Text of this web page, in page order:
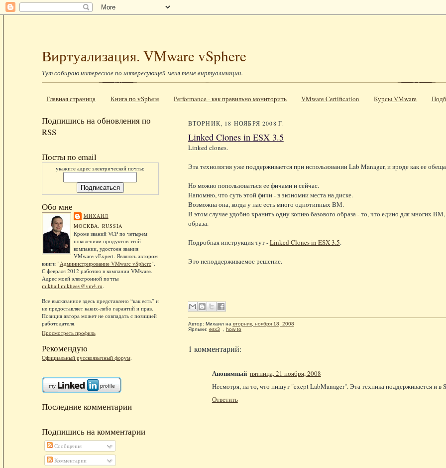
Виртуализация. VMware vSphere
Тут собираю интересное по интересующей меня теме виртуализации.
Главная страница Книга по vSphere Performance - как правильно мониторить VMware Certification Курсы VMware
Подпишись на обновления по
RSS
Посты по email
укажите адрес электрической почты:
Обо мне
МИХАИЛ
МОСКВА, RUSSIA
Кроме званий VCP по четырем
поколениям продуктов этой
компании, удостоен звания
VMware vExpert. Являюсь автором
книги "Администрирование VMware vSphere".
С февраля 2012 работаю в компании VMware.
Адрес моей электронной почты
mikhail.mikheev@vm4.ru.
Все высказанное здесь представлено “как есть” и
не предоставляет каких-либо гарантий и прав.
Позиция автора может не совпадать с позицией
работодателя.
Просмотреть профиль
Рекомендую
Официальный русскоязычный форум.
Последние комментарии
Подпишись на комментарии
Сообщения
Комментарии
ВТОРНИК, 18 НОЯБРЯ 2008 Г.
Linked Clones in ESX 3.5
Linked clones.
Эта технология уже поддерживается при использовании Lab Manager, и вроде как ее
Но можно попользоваться ее фичами и сейчас.
Напомню, что суть этой фичи - в экономии места на диске.
Возможна она, когда у нас есть много однотипных ВМ.
В этом случае удобно хранить одну копию базового образа - то, что едино для многих
образа.
Подробная инструкция тут -Linked Clones in ESX 3.5.
Это неподдерживаемое решение.
Автор: Михаил на вторник, ноября 18, 2008
Ярлыки: esx3 how to
1 комментарий:
Анонимный пятница, 21 ноября, 2008
Несмотря, на то, что пишут "exept LabManager". Эта техника поддерживается и в
Ответить